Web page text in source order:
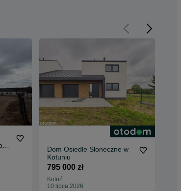
Dom Osiedle Słoneczne w
Kotuniu
795 000 zł
Kotuń
10 lipca 2026